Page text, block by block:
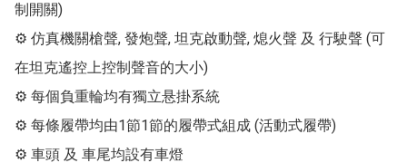
制開關)
⚙ 仿真機關槍聲, 發炮聲, 坦克啟動聲, 熄火聲 及 行駛聲 (可
在坦克遙控上控制聲音的大小)
⚙ 每個負重輪均有獨立悬掛系統
⚙ 每條履帶均由1節1節的履帶式組成 (活動式履帶)
⚙ 車頭 及 車尾均設有車燈